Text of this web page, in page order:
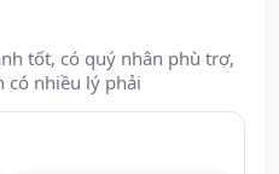
tốt, có quý nhân phù trợ,
có nhiều lý phải